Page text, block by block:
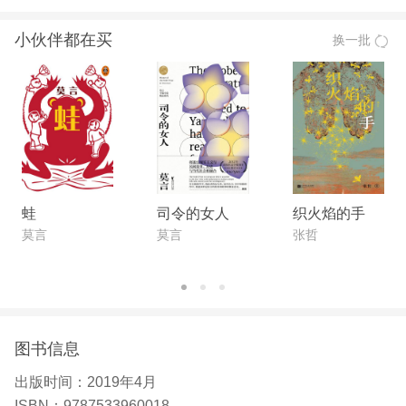
起和所要表达的思想等； 通过这些演讲，不仅可以
更好地了解莫言是如何走上文学创作的道路、他创作
一些作品的初衷和背景，以及想通过作品传达的思
想，还有莫言站在世界文化的高度对人类命运和文明
的深邃思考。 全新装帧设计，纸张及工艺全面升
级，封面烫金，以区别于过往版本，呈现莫言作品典
着浑厚、悲悯的人类情怀。他的作品不仅深受国内广
义。所以我一再读你的作品，就是喜欢高密。我很可
惜自己没有像高密这样一个故乡，但是读你的作品
小伙伴都在买 换一批
蛙
莫言
司令的女人
莫言
织火焰的手
张哲
图书信息
出版时间： 2019年4月